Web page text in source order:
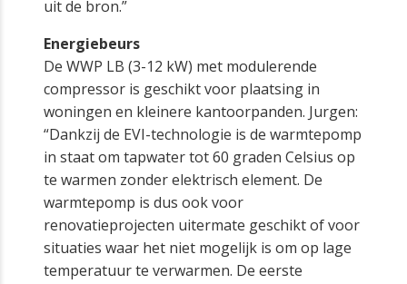
uit de bron.”
Energiebeurs
De WWP LB (3-12 kW) met modulerende
compressor is geschikt voor plaatsing in
woningen en kleinere kantoorpanden. Jurgen:
“Dankzij de EVI-technologie is de warmtepomp
in staat om tapwater tot 60 graden Celsius op
te warmen zonder elektrisch element. De
warmtepomp is dus ook voor
renovatieprojecten uitermate geschikt of voor
situaties waar het niet mogelijk is om op lage
temperatuur te verwarmen. De eerste